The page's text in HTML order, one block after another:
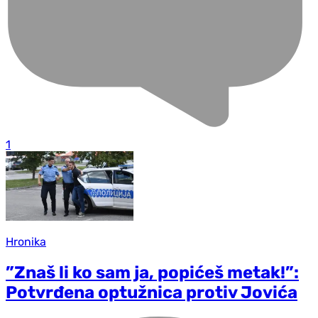
1
Hronika
”Znaš li ko sam ja, popićeš metak!”:
Potvrđena optužnica protiv Jovića